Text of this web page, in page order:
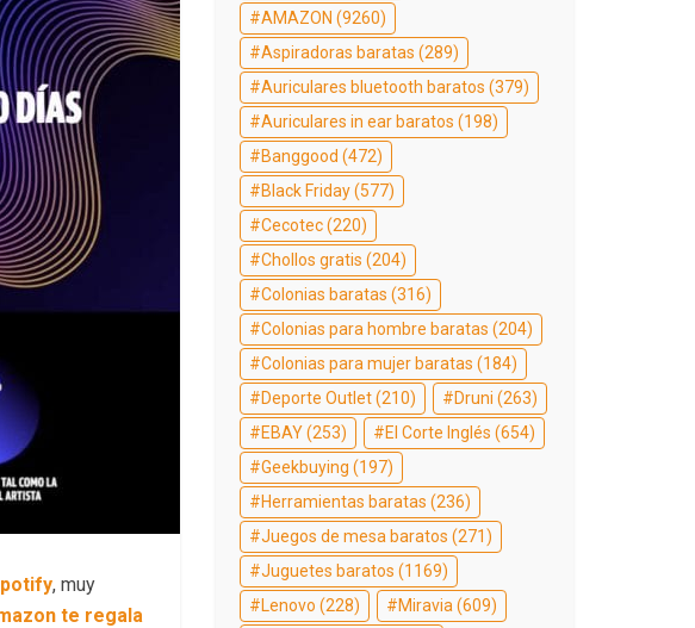
, muy
te regala
AMAZON (9260)
Aspiradoras baratas (289)
Auriculares bluetooth baratos (379)
Auriculares in ear baratos (198)
Banggood (472)
Black Friday(577)
Cecotec(220)
Chollos gratis (204)
Colonias baratas (316)
Colonias para hombre baratas (204)
Colonias para mujer baratas (184)
Deporte Outlet(210) Druni (263)
EBAY(253) El Corte Inglés (654)
Geekbuying (197)
Herramientas baratas (236)
Juegos de mesa baratos (271)
Juguetes baratos (1169)
Lenovo (228) Miravia (609)